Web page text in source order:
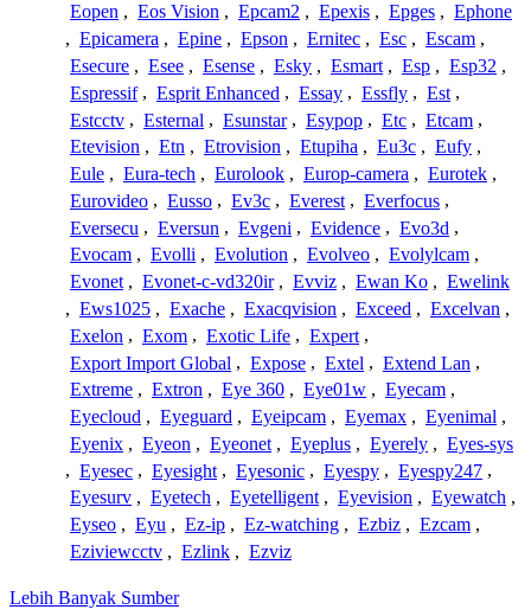
Eopen , Eos Vision , Epcam2 , Epexis , Epges , Ephone
, Epicamera , Epine , Epson , Ernitec , Esc , Escam ,
Esecure , Esee , Esense , Esky , Esmart , Esp , Esp32 ,
Espressif , Esprit Enhanced , Essay , Essfly , Est ,
Estcctv , Esternal , Esunstar , Esypop , Etc , Etcam ,
Etevision , Etn , Etrovision , Etupiha , Eu3c , Eufy ,
Eule , Eura-tech , Eurolook , Europ-camera , Eurotek ,
Eurovideo , Eusso , Ev3c , Everest , Everfocus ,
Eversecu , Eversun , Evgeni , Evidence , Evo3d ,
Evocam , Evolli , Evolution , Evolveo , Evolylcam ,
Evonet , Evonet-c-vd320ir , Evviz , Ewan Ko , Ewelink
, Ews1025 , Exache , Exacqvision , Exceed , Excelvan ,
Exelon , Exom , Exotic Life , Expert ,
Export Import Global , Expose , Extel , Extend Lan ,
Extreme , Extron , Eye 360 , Eye01w , Eyecam ,
Eyecloud , Eyeguard , Eyeipcam , Eyemax , Eyenimal ,
Eyenix , Eyeon , Eyeonet , Eyeplus , Eyerely , Eyes-sys
, Eyesec , Eyesight , Eyesonic , Eyespy , Eyespy247 ,
Eyesurv , Eyetech , Eyetelligent , Eyevision , Eyewatch ,
Eyseo , Eyu , Ez-ip , Ez-watching , Ezbiz , Ezcam ,
Eziviewcctv , Ezlink , Ezviz
Lebih Banyak Sumber